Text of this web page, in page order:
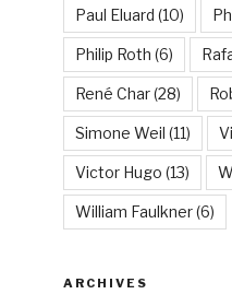
Paul Eluard (10)
Philip Roth (6)
René Char(28)
Simone Weil (11)
Victor Hugo (13)
William Faulkner(6)
ARCHIVES